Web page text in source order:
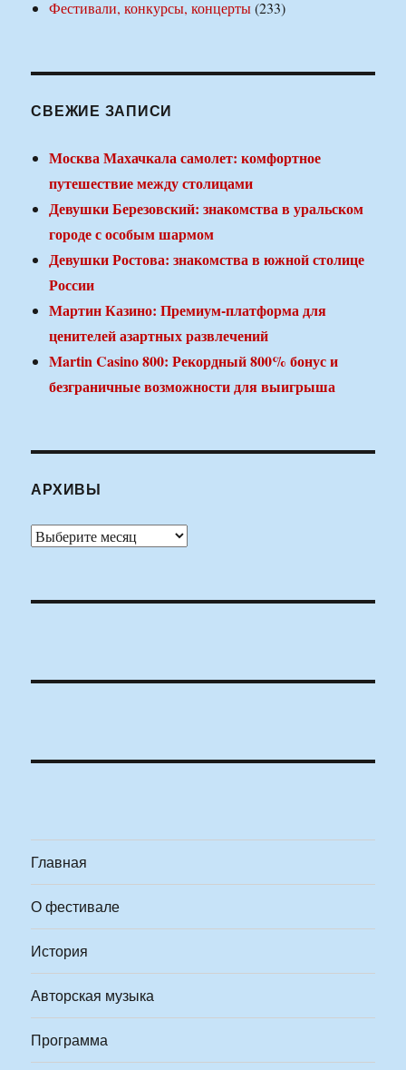
Фестивали, конкурсы, концерты(233)
СВЕЖИЕ ЗАПИСИ
Москва Махачкала самолет: комфортное
путешествие между столицами
Девушки Березовский: знакомства в уральском
городе с особым шармом
Девушки Ростова: знакомства в южной столице
России
Мартин Казино: Премиум-платформа для
ценителей азартных развлечений
Martin Casino 800: Рекордный 800% бонус и
безграничные возможности для выигрыша
АРХИВЫ
Архивы
Главная
О фестивале
История
Авторская музыка
Программа